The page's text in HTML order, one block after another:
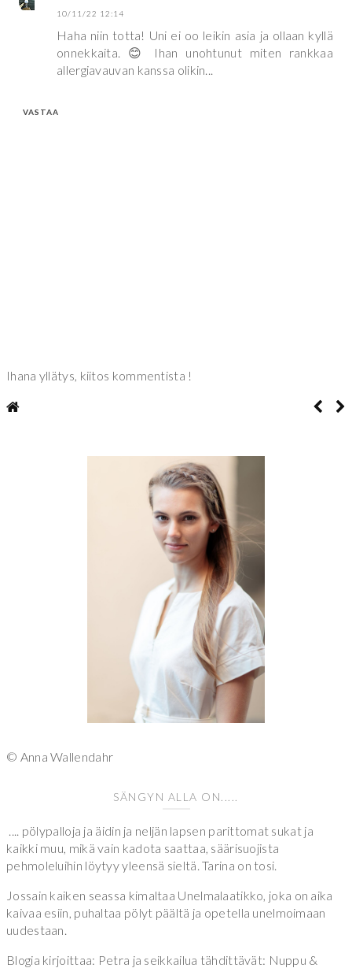
10/11/22 12:14
Haha niin totta! Uni ei oo leikin asia ja ollaan kyllä
onnekkaita. 😊 Ihan unohtunut miten rankkaa
allergiavauvan kanssa olikin...
VASTAA
Ihana yllätys, kiitos kommentista !
© Anna Wallendahr
SÄNGYN ALLA ON.....
.... pölypalloja ja äidin ja neljän lapsen parittomat sukat ja
kaikki muu, mikä vain kadota saattaa, säärisuojista
pehmoleluihin löytyy yleensä sieltä. Tarina on tosi.
Jossain kaiken seassa kimaltaa Unelmalaatikko, joka on aika
kaivaa esiin, puhaltaa pölyt päältä ja opetella unelmoimaan
uudestaan.
Blogia kirjoittaa: Petra ja seikkailua tähdittävät: Nuppu &